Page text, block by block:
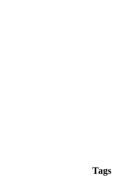
Tags